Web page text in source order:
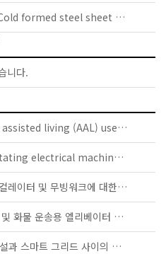
DIN EN 10249-2:2024-09 - Cold formed steel sheet piles - Part 2: Tolerances on dimensions and shape
니다.
IEC TS 63134:2020 - Active assisted living (AAL) use cases
IEC 60034-5:2020 RLV - Rotating electrical machines - Part 5: Degrees of protection provided by the integral design of rotating electrical machines (IP code) - Classification
KS B ISO/TS 25740-1 - 에스컬레이터 및 무빙워크에 대한 안전요건 — 제1부: 세계공통 필수 안전요건(GESRs)
KS B ISO/TS 8100-21 - 승객 및 화물 운송용 엘리베이터 —제21부: 세계공통 필수안전요건(GESRs)을 충족하는 세계공통 안전 파라미터(GSPs)
KS C IEC TS 62872 - 산업 시설과 스마트 그리드 사이의 산업 공정 측정, 제어 및 자동화 시스템 인터페이스